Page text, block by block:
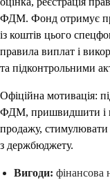
ФДМ. Фонд отримує
із коштів цього
правила виплат і
та підконтрольними
Офіційна мотивація:
ФДМ, пришвидшити і
продажу, стимулювати
з держбюджету.
Вигоди: фінансова